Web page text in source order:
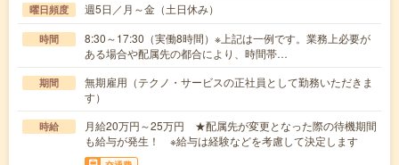
曜日頻度 週5日／月～金（土日休み）
時間
8:30～17:30（実働8時間）※上記は一例です。業務上必要が
ある場合や配属先の都合により、時間帯…
期間
無期雇用（テクノ・サービスの正社員として勤務いただきま
す）
時給
月給20万円～25万円 ★配属先が変更となった際の待機期間
も給与が発生！ ※給与は経験などを考慮して決定します